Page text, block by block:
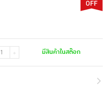
+ มีสินค้าในสต๊อก